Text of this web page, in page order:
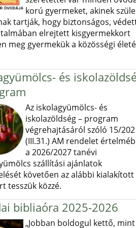
korú gyermeket, akinek
tartják, hogy biztonságos,
elrejtett kisgyermekkort
meg gyermekük a közösségi
és
Az iskolagyümölcs- és
iskolazöldség – program
végrehajtásáról szóló 15/
(III.31.) AM rendelet
a 2026/2027 tanévi
szállítási ajánlatok
követően az alábbi kialakított
tesszük közzé.
bibliaóra 2025-2026
„Jobban boldogul kettő, mint